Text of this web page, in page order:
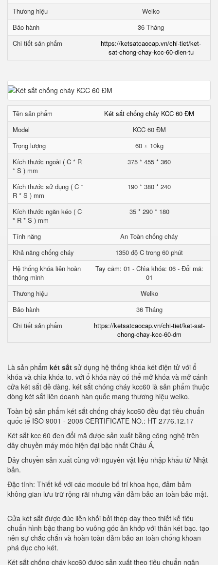
Thương hiệu
Welko
Bảo hành
36 Tháng
Chi tiết sản phẩm
https://ketsatcaocap.vn/chi-tiet/ket-
sat-chong-chay-kcc-60-dien-tu
Tên sản phẩm
Két sắt chống cháy KCC 60 ĐM
Model
KCC 60 ĐM
Trọng lượng
60 ± 10kg
Kích thước ngoài ( C * R
* S ) mm
375 * 455 * 360
Kích thước sử dụng ( C *
R * S ) mm
190 * 380 * 240
Kích thước ngăn kéo ( C
* R * S ) mm
35 * 290 * 180
Tính năng
An Toàn chống cháy
Khả năng chống cháy
1350 độ C trong 60 phút
Hệ thống khóa liên hoàn
thông minh
Tay cầm: 01 - Chìa khóa: 06 - Đổi mã:
01
Thương hiệu
Welko
Bảo hành
36 Tháng
Chi tiết sản phẩm
https://ketsatcaocap.vn/chi-tiet/ket-sat-
chong-chay-kcc-60-dm
Là sản phẩm két sắt sử dụng hệ thống khóa két điện tử với ổ
khóa và chìa khóa to. với ổ khóa này có thể mở khóa và mở cánh
cửa két sắt dễ dàng. két sắt chóng cháy kcc60 là sản phẩm thuộc
dòng két sắt liên doanh hàn quốc mang thương hiệu welko.
Toàn bộ sản phẩm két sắt chống cháy kcc60 đều đạt tiêu chuẩn
quốc tế ISO 9001 - 2008 CERTIFICATE NO.: HT 2776.12.17
Két sắt kcc 60 đen đổi mã được sản xuất bằng công nghệ trên
dây chuyền máy móc hiện đại bậc nhất Châu Á,
Dây chuyền sản xuất cùng với nguyên vật liệu nhập khẩu từ Nhật
bản.
Đặc tính: Thiết kế với các module bố trí khoa học, đảm bảm
không gian lưu trữ rộng rãi nhưng vẫn đảm bảo an toàn bảo mật.
Cửa két sắt được đúc liền khối bởi thép dày theo thiết kế tiêu
chuẩn hình bậc thang bo vuông góc ăn khớp với thân két bạc. tạo
nên sự chắc chắn và hoàn toàn đảm bảo an toàn chống khoan
phá đục cho két.
Két sắt chống cháy kcc60 được sản xuất theo tiêu chuẩn ngân